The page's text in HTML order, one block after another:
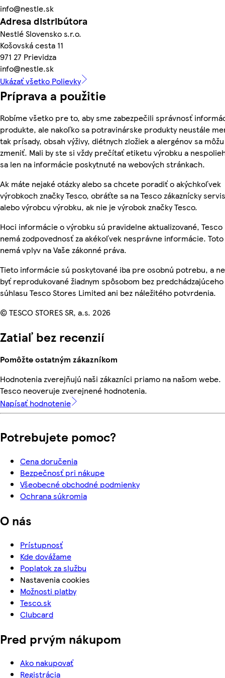
info@nestle.sk
Adresa distribútora
Nestlé Slovensko s.r.o.
Košovská cesta 11
971 27 Prievidza
info@nestle.sk
Ukázať všetko Polievky
Príprava a použitie
Robíme všetko pre to, aby sme zabezpečili správnosť
produkte, ale nakoľko sa potravinárske produkty neustále
tak prísady, obsah výživy, diétnych zložiek a alergénov sa môžu
zmeniť. Mali by ste si vždy prečítať etiketu výrobku a
sa len na informácie poskytnuté na webových stránkach.
Ak máte nejaké otázky alebo sa chcete poradiť o akýchkoľvek
výrobkoch značky Tesco, obráťte sa na Tesco zákaznícky
alebo výrobcu výrobku, ak nie je výrobok značky Tesco.
Hoci informácie o výrobku sú pravidelne aktualizované, Tesco
nemá zodpovednosť za akékoľvek nesprávne informácie. Toto
nemá vplyv na Vaše zákonné práva.
Tieto informácie sú poskytované iba pre osobnú potrebu, a
byť reprodukované žiadnym spôsobom bez predchádzajúceho
súhlasu Tesco Stores Limited ani bez náležitého potvrdenia.
© TESCO STORES SR, a.s. 2026
Zatiaľ bez recenzií
Pomôžte ostatným zákazníkom
Hodnotenia zverejňujú naši zákazníci priamo na našom webe.
Tesco neoveruje zverejnené hodnotenia.
Napísať hodnotenie
Potrebujete pomoc?
Cena doručenia
Bezpečnosť pri nákupe
Všeobecné obchodné podmienky
Ochrana súkromia
O nás
Prístupnosť
Kde dovážame
Poplatok za službu
Nastavenia cookies
Možnosti platby
Tesco.sk
Clubcard
Pred prvým nákupom
Ako nakupovať
Registrácia